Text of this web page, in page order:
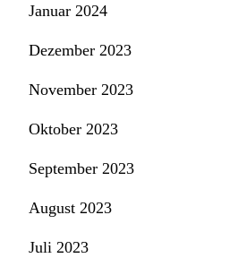
Januar 2024
Dezember 2023
November 2023
Oktober 2023
September 2023
August 2023
Juli 2023